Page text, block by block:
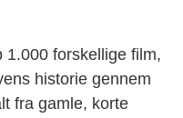
1.000 forskellige film,
historie gennem
fra gamle, korte